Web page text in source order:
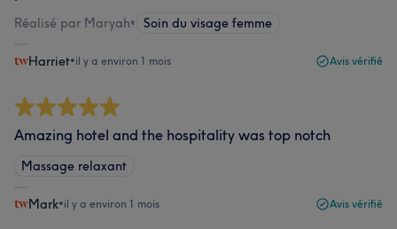
Réalisé par Maryah• Soin du visage femme
Harriet•il y a environ 1 mois Avis vérifié
Amazing hotel and the hospitality was top notch
Massage relaxant
Mark•il y a environ 1 mois Avis vérifié